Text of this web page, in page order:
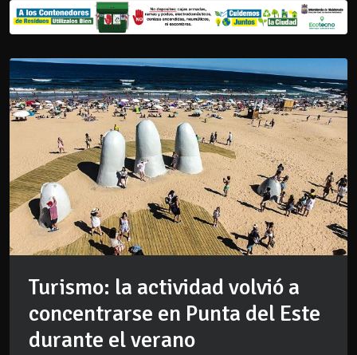
Turismo: la actividad volvió a
concentrarse en Punta del Este
durante el verano